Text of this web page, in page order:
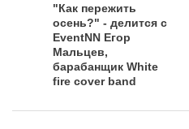
"Как пережить
осень?" - делится с
EventNN Егор
Мальцев,
барабанщик White
fire cover band